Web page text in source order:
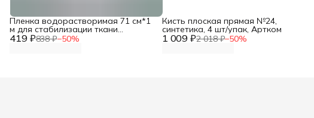
419 ₽838 ₽−50%
Пленка водорастворимая 71 см*1
м для стабилизации ткани
Hobby&Pro 1 009 ₽2 018 ₽−50%
Кисть плоская прямая №24,
синтетика, 4 шт/упак, Артком